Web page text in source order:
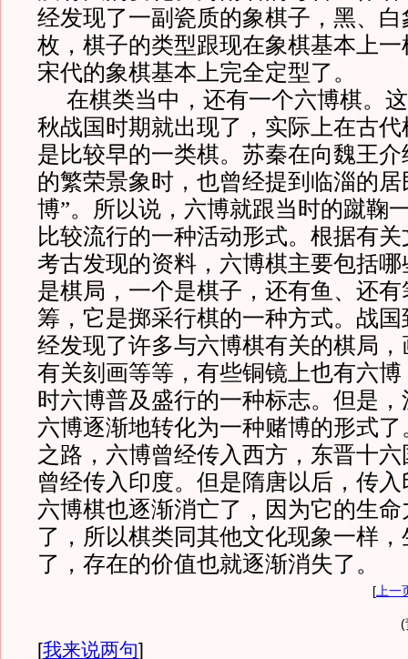
经发现了一副瓷质的象棋子，黑、
枚，棋子的类型跟现在象棋基本上
宋代的象棋基本上完全定型了。
在棋类当中，还有一个六博棋。
秋战国时期就出现了，实际上在古
是比较早的一类棋。苏秦在向魏王
的繁荣景象时，也曾经提到临淄的居
博”。所以说，六博就跟当时的蹴鞠
比较流行的一种活动形式。根据有
考古发现的资料，六博棋主要包括
是棋局，一个是棋子，还有鱼、还
筹，它是掷采行棋的一种方式。战
经发现了许多与六博棋有关的棋局
有关刻画等等，有些铜镜上也有六
时六博普及盛行的一种标志。但是
六博逐渐地转化为一种赌博的形式
之路，六博曾经传入西方，东晋十
曾经传入印度。但是隋唐以后，传
六博棋也逐渐消亡了，因为它的生
了，所以棋类同其他文化现象一样
了，存在的价值也就逐渐消失了。
[ 上一
(
[我来说两句]